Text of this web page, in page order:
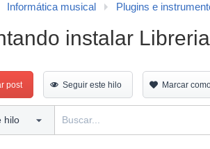
Informática musical Plugins e
instalar
post Seguir este hilo Marcar